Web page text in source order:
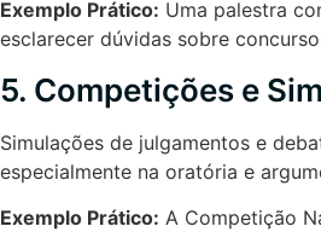
Exemplo Prático: Uma palestra
esclarecer dúvidas sobre
5. Competições e
Simulações de julgamentos e
especialmente na oratória e
Exemplo Prático: A Competição